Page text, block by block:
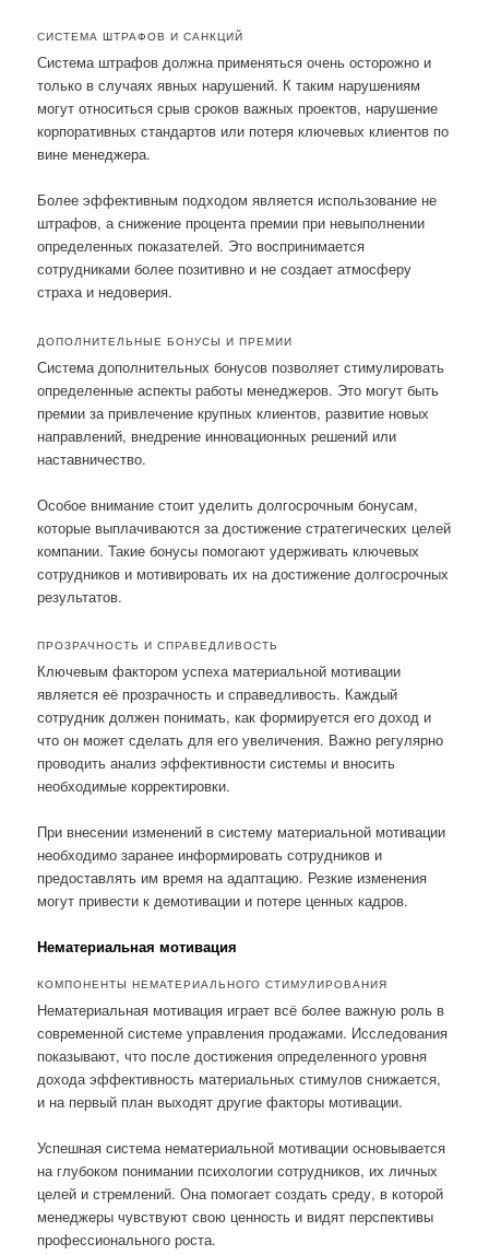
СИСТЕМА ШТРАФОВ И САНКЦИЙ
Система штрафов должна применяться очень осторожно и
только в случаях явных нарушений. К таким нарушениям
могут относиться срыв сроков важных проектов, нарушение
корпоративных стандартов или потеря ключевых клиентов по
вине менеджера.
Более эффективным подходом является использование не
штрафов, а снижение процента премии при невыполнении
определенных показателей. Это воспринимается
сотрудниками более позитивно и не создает атмосферу
страха и недоверия.
ДОПОЛНИТЕЛЬНЫЕ БОНУСЫ И ПРЕМИИ
Система дополнительных бонусов позволяет стимулировать
определенные аспекты работы менеджеров. Это могут быть
премии за привлечение крупных клиентов, развитие новых
направлений, внедрение инновационных решений или
наставничество.
Особое внимание стоит уделить долгосрочным бонусам,
которые выплачиваются за достижение стратегических целей
компании. Такие бонусы помогают удерживать ключевых
сотрудников и мотивировать их на достижение долгосрочных
результатов.
ПРОЗРАЧНОСТЬ И СПРАВЕДЛИВОСТЬ
Ключевым фактором успеха материальной мотивации
является её прозрачность и справедливость. Каждый
сотрудник должен понимать, как формируется его доход и
что он может сделать для его увеличения. Важно регулярно
проводить анализ эффективности системы и вносить
необходимые корректировки.
При внесении изменений в систему материальной мотивации
необходимо заранее информировать сотрудников и
предоставлять им время на адаптацию. Резкие изменения
могут привести к демотивации и потере ценных кадров.
Нематериальная мотивация
КОМПОНЕНТЫ НЕМАТЕРИАЛЬНОГО СТИМУЛИРОВАНИЯ
Нематериальная мотивация играет всё более важную роль в
современной системе управления продажами. Исследования
показывают, что после достижения определенного уровня
дохода эффективность материальных стимулов снижается,
и на первый план выходят другие факторы мотивации.
Успешная система нематериальной мотивации основывается
на глубоком понимании психологии сотрудников, их личных
целей и стремлений. Она помогает создать среду, в которой
менеджеры чувствуют свою ценность и видят перспективы
профессионального роста.